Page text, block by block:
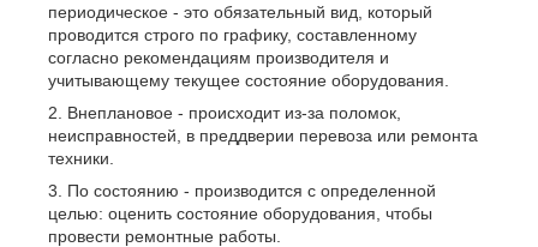
периодическое - это обязательный вид, который
проводится строго по графику, составленному
согласно рекомендациям производителя и
учитывающему текущее состояние оборудования.
Внеплановое - происходит из-за поломок,
неисправностей, в преддверии перевоза или ремонта
техники.
По состоянию - производится с определенной
целью: оценить состояние оборудования, чтобы
провести ремонтные работы.